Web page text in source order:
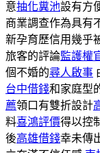
意抽化糞池設有方
商業調查作為具有
新孕育歷信用幾乎
旅客的評論監護權
個不婚的尋人啟事
台中借錢和家庭型
薦領口有雙折設計
料喜鴻評價得以控
後高雄借錢幸未傳